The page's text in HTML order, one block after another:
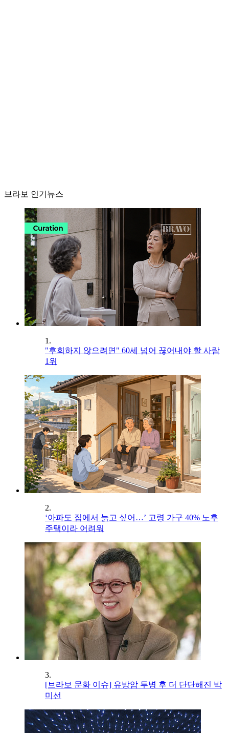
브라보 인기뉴스
1.
"후회하지 않으려면" 60세 넘어 끊어내야 할 사람
1위
2.
‘아파도 집에서 늙고 싶어…’ 고령 가구 40% 노후
주택이라 어려워
3.
[브라보 문화 이슈] 유방암 투병 후 더 단단해진 박
미선